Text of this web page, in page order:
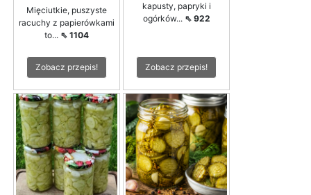
Mięciutkie, puszyste
racuchy z papierówkami
to... ⇖ 1104
Zobacz przepis!
kapusty, papryki i
ogórków... ⇖ 922
Zobacz przepis!